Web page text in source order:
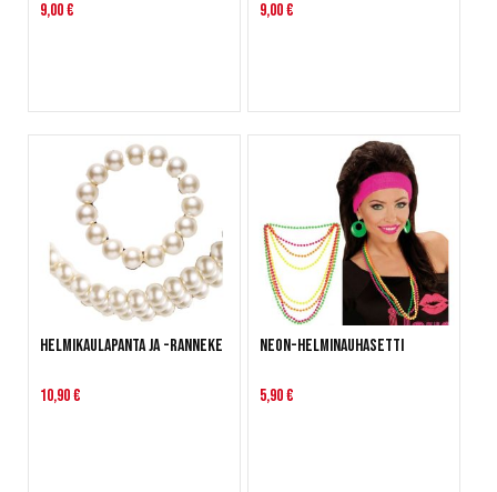
9,00 €
9,00 €
Helmikaulapanta ja -ranneke
10,90 €
Neon-helminauhasetti
5,90 €